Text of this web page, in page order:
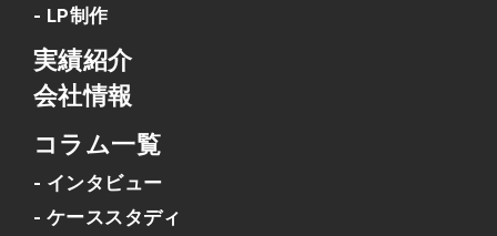
- LP制作
実績紹介
会社情報
コラム一覧
- インタビュー
- ケーススタディ